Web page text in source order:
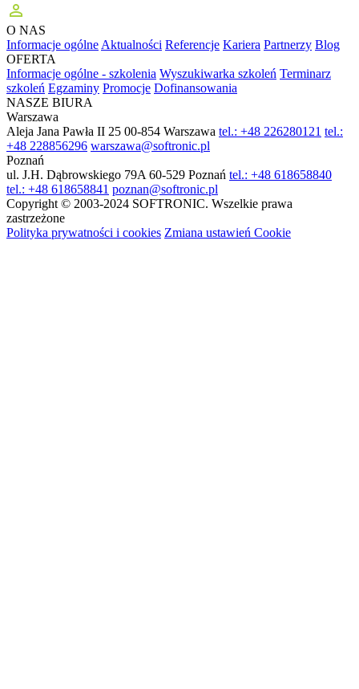
perm_identity
O NAS
Informacje ogólne Aktualności Referencje Kariera Partnerzy Blog
OFERTA
Informacje ogólne - szkolenia Wyszukiwarka szkoleń Terminarz
szkoleń Egzaminy Promocje Dofinansowania
NASZE BIURA
Warszawa
Aleja Jana Pawła II 25 00-854 Warszawa tel.: +48 226280121 tel.:
+48 228856296 warszawa@softronic.pl
Poznań
ul. J.H. Dąbrowskiego 79A 60-529 Poznań tel.: +48 618658840
tel.: +48 618658841 poznan@softronic.pl
Copyright © 2003-2024 SOFTRONIC. Wszelkie prawa
zastrzeżone
Polityka prywatności i cookies Zmiana ustawień Cookie